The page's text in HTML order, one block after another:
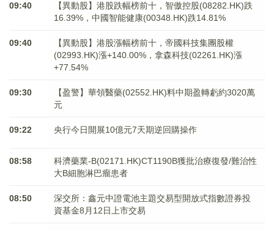
09:40
【異動股】港股跌幅榜前十，智傲控股(08282.HK)跌
16.39%，中國智能健康(00348.HK)跌14.81%
09:40
【異動股】港股漲幅榜前十，帝國科技集團股權
(02993.HK)漲+140.00%，拿森科技(02261.HK)漲
+77.54%
09:30
【盈警】華領醫藥(02552.HK)料中期盈轉虧約3020萬
元
09:22 央行今日開展10億元7天期逆回購操作
08:58
科濟藥業-B(02171.HK)CT1190B獲批治療復發/難治性
大B細胞淋巴瘤患者
08:50
深交所：鑫元中證電池主題交易型開放式指數證券投
資基金8月12日上市交易